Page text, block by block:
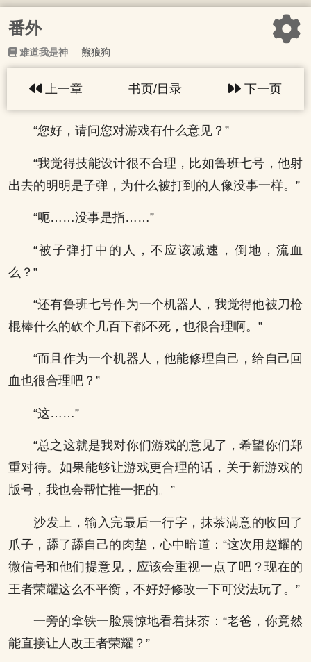
番外
难道我是神 熊狼狗
上一章 书页/目录 下一页
“您好，请问您对游戏有什么意见？”
“我觉得技能设计很不合理，比如鲁班七号，他射
出去的明明是子弹，为什么被打到的人像没事一样。”
“呃……没事是指……”
“被子弹打中的人，不应该减速，倒地，流血
么？”
“还有鲁班七号作为一个机器人，我觉得他被刀枪
棍棒什么的砍个几百下都不死，也很合理啊。”
“而且作为一个机器人，他能修理自己，给自己回
血也很合理吧？”
“这……”
“总之这就是我对你们游戏的意见了，希望你们郑
重对待。如果能够让游戏更合理的话，关于新游戏的
版号，我也会帮忙推一把的。”
沙发上，输入完最后一行字，抹茶满意的收回了
爪子，舔了舔自己的肉垫，心中暗道：“这次用赵耀的
微信号和他们提意见，应该会重视一点了吧？现在的
王者荣耀这么不平衡，不好好修改一下可没法玩了。”
一旁的拿铁一脸震惊地看着抹茶：“老爸，你竟然
能直接让人改王者荣耀？”